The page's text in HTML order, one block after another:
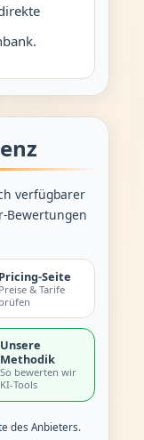
verfügbarer
Bewertungen
Pricing-Seite
Preise & Tarife
prüfen
Unsere
Methodik
So bewerten wir
KI-Tools
des Anbieters.